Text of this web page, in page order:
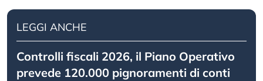
LEGGI ANCHE
Controlli fiscali 2026, il Piano Operativo
prevede 120.000 pignoramenti di conti